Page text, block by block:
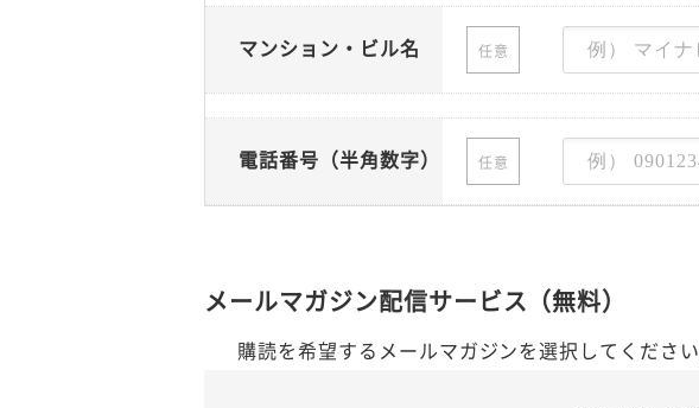
マンション・ビル名 任意
電話番号（半角数字） 任意
メールマガジン配信サービス（無料）
購読を希望するメールマガジンを選択してください